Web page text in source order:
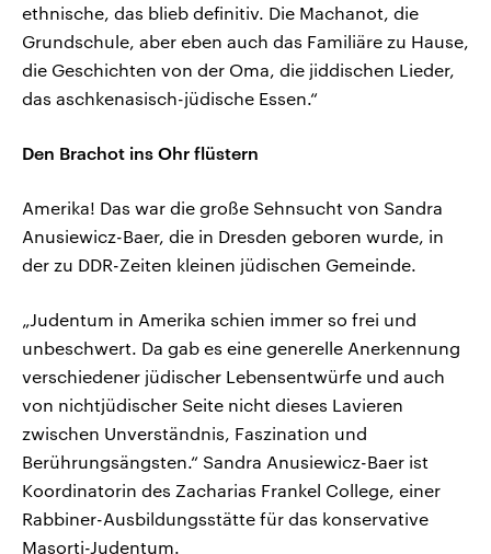
ethnische, das blieb definitiv. Die Machanot, die
Grundschule, aber eben auch das Familiäre zu Hause,
die Geschichten von der Oma, die jiddischen Lieder,
das aschkenasisch-jüdische Essen.“
Den Brachot ins Ohr flüstern
Amerika! Das war die große Sehnsucht von Sandra
Anusiewicz-Baer, die in Dresden geboren wurde, in
der zu DDR-Zeiten kleinen jüdischen Gemeinde.
„Judentum in Amerika schien immer so frei und
unbeschwert. Da gab es eine generelle Anerkennung
verschiedener jüdischer Lebensentwürfe und auch
von nichtjüdischer Seite nicht dieses Lavieren
zwischen Unverständnis, Faszination und
Berührungsängsten.“ Sandra Anusiewicz-Baer ist
Koordinatorin des Zacharias Frankel College, einer
Rabbiner-Ausbildungsstätte für das konservative
Masorti-Judentum.